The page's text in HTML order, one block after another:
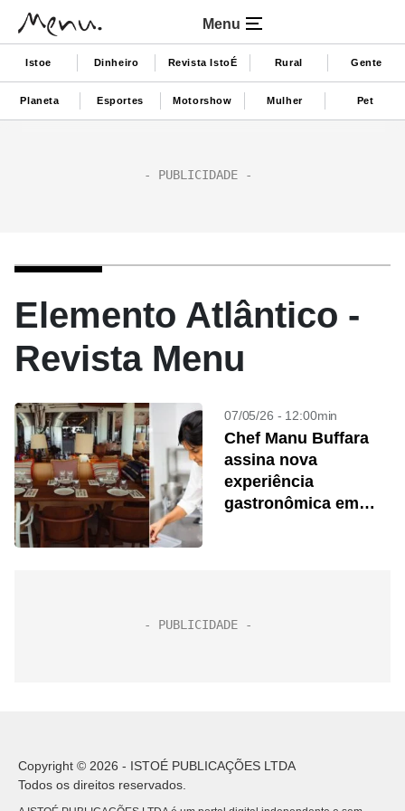
Menu
Istoe Dinheiro Revista IstoÉ Rural Gente
Planeta Esportes Motorshow Mulher Pet
Elemento Atlântico -
Revista Menu
07/05/26 - 12:00min
Chef Manu Buffara
assina nova
experiência
gastronômica em
Copyright © 2026 - ISTOÉ PUBLICAÇÕES LTDA
Todos os direitos reservados.